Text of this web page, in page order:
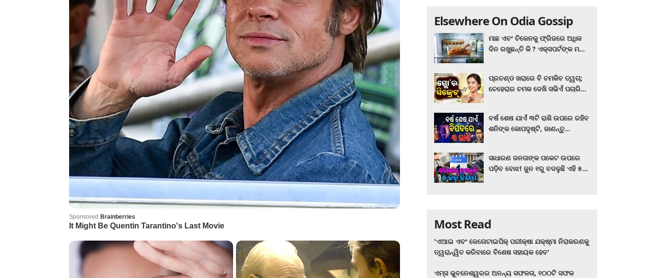
Elsewhere On Odia Gossip
ମାଛ ଏବଂ ଚିକେନକୁ ଫ୍ରିଜରେ ଅଧିକ
ଦିନ ରଖୁଛନ୍ତି କି ? ଏକ୍ସପର୍ଟଙ୍କ ମତ
ପ୍ରଚଣ୍ଡ ଖରାରେ ବି ଚମକିବ ତ୍ୱଚା;
ଚେହେରାର ଚମକ ଦେଖି ସଭିଏଁ ପଚାରିବେ
ବର୍ଷ ଶେଷ ଯାଏଁ ୩ଟି ରାଶି ଉପରେ ରହିବ
ଶନିଙ୍କ କୋପଦୃଷ୍ଟି, ଜାଣନ୍ତୁ
ସାଧାରଣ ଜନତାଙ୍କ ପକେଟ ଉପରେ
ପଡ଼ିବ ବୋଝ! ଜୁନ ୧ରୁ ବଦଳୁଛି ଏହି ୫
Most Read
'ଏଆଇ ଏବଂ ଜେନୋଟାଇପିକ୍ ପରୀକ୍ଷା ଯକ୍ଷ୍ମା ନିରାକରଣକୁ
ତ୍ୱରାନ୍ୱିତ କରିବାରେ ବିଶେଷ ସହାୟକ ହେବ'
ଏମ୍ସ ଭୁବନେଶ୍ୱରର ଅନନ୍ୟ ସଫଳତା, ୧୦୦ଟି ସଫଳ